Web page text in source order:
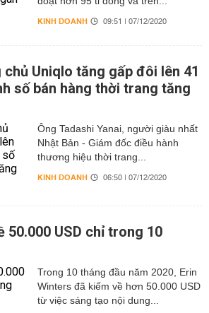
KINH DOANH 09:51 | 07/12/2020
Uniqlo tăng gấp đôi lên 41
số bán hàng thời trang tăng
Ông Tadashi Yanai, người giàu nhất
Nhật Bản - Giám đốc điều hành
thương hiệu thời trang...
KINH DOANH 06:50 | 07/12/2020
50.000 USD chỉ trong 10
Trong 10 tháng đầu năm 2020, Erin
Winters đã kiếm về hơn 50.000 USD
từ việc sáng tạo nội dung...